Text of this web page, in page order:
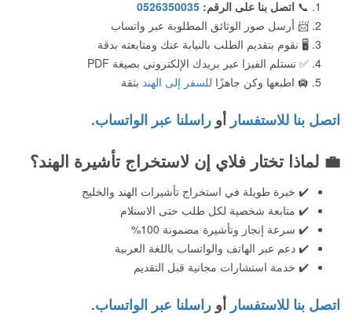
📞 اتصل بنا على الرقم: 0526350035
📨 أرسل صور الوثائق المطلوبة عبر واتساب
🖥️ نقوم بتقديم الطلب بالنيابة عنك ومتابعته بدقة
✅ تستلم الفيزا عبر بريدك الإلكتروني بصيغة PDF
🛄 اطبعها وكن جاهزًا للسفر إلى الهند بثقة
اتصل بنا للاستفسار أو راسلنا عبر الواتساب.
💼 لماذا تختار فلاي إن لاستخراج تأشيرة الهند؟
✔️ خبرة طويلة في استخراج تأشيرات الهند والخليج
✔️ متابعة شخصية لكل طلب حتى الاستلام
✔️ سرعة إنجاز وتأشيرة مضمونة 100%
✔️ دعم عبر الهاتف والواتساب باللغة العربية
✔️ خدمة استشارات مجانية قبل التقديم
اتصل بنا للاستفسار أو راسلنا عبر الواتساب.